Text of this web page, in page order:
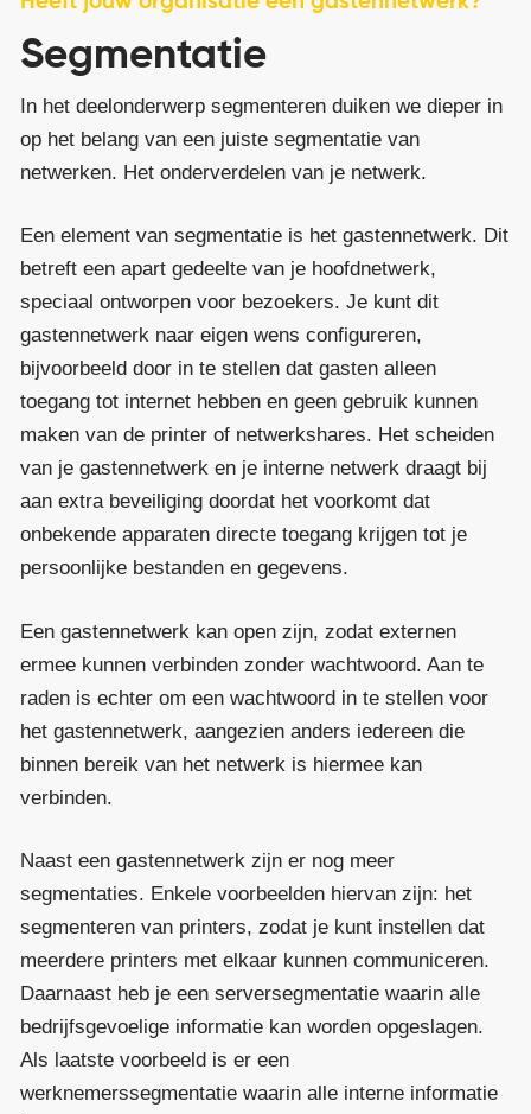
Segmentatie
In het deelonderwerp segmenteren duiken we dieper in
op het belang van een juiste segmentatie van
netwerken. Het onderverdelen van je netwerk.
Een element van segmentatie is het gastennetwerk. Dit
betreft een apart gedeelte van je hoofdnetwerk,
speciaal ontworpen voor bezoekers. Je kunt dit
gastennetwerk naar eigen wens configureren,
bijvoorbeeld door in te stellen dat gasten alleen
toegang tot internet hebben en geen gebruik kunnen
maken van de printer of netwerkshares. Het scheiden
van je gastennetwerk en je interne netwerk draagt bij
aan extra beveiliging doordat het voorkomt dat
onbekende apparaten directe toegang krijgen tot je
persoonlijke bestanden en gegevens.
Een gastennetwerk kan open zijn, zodat externen
ermee kunnen verbinden zonder wachtwoord. Aan te
raden is echter om een wachtwoord in te stellen voor
het gastennetwerk, aangezien anders iedereen die
binnen bereik van het netwerk is hiermee kan
verbinden.
Naast een gastennetwerk zijn er nog meer
segmentaties. Enkele voorbeelden hiervan zijn: het
segmenteren van printers, zodat je kunt instellen dat
meerdere printers met elkaar kunnen communiceren.
Daarnaast heb je een serversegmentatie waarin alle
bedrijfsgevoelige informatie kan worden opgeslagen.
Als laatste voorbeeld is er een
werknemerssegmentatie waarin alle interne informatie